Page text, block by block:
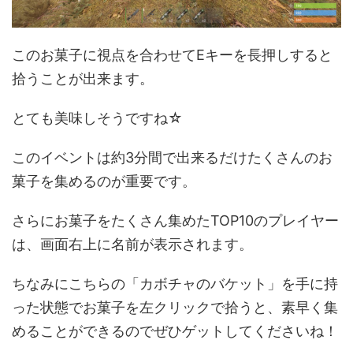
このお菓子に視点を合わせてEキーを長押しすると
拾うことが出来ます。
とても美味しそうですね☆
このイベントは約3分間で出来るだけたくさんのお
菓子を集めるのが重要です。
さらにお菓子をたくさん集めたTOP10のプレイヤー
は、画面右上に名前が表示されます。
ちなみにこちらの「カボチャのバケット」を手に持
った状態でお菓子を左クリックで拾うと、素早く集
めることができるのでぜひゲットしてくださいね！